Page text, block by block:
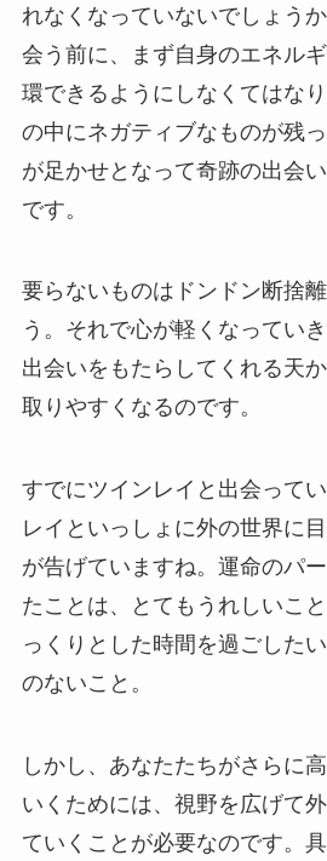
れなくなっていないでしょう
会う前に、まず自身のエネル
環できるようにしなくてはな
の中にネガティブなものが残
が足かせとなって奇跡の出会
です。
要らないものはドンドン断捨
う。それで心が軽くなってい
出会いをもたらしてくれる天
取りやすくなるのです。
すでにツインレイと出会って
レイといっしょに外の世界に
が告げていますね。運命のパ
たことは、とてもうれしいこ
っくりとした時間を過ごした
のないこと。
しかし、あなたたちがさらに
いくためには、視野を広げて
ていくことが必要なのです。